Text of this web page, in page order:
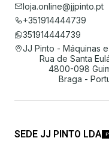
loja.online@jjpinto.pt
+351914444739
351914444739
JJ Pinto - Máquinas
Rua de Santa
4800-098
Braga -
SEDE JJ PINTO LDA